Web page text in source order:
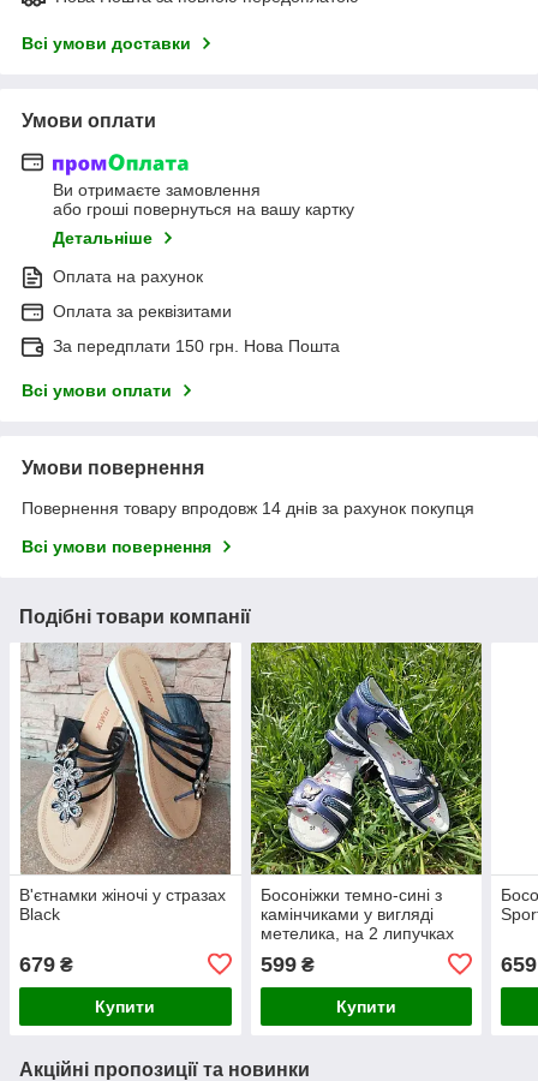
Всі умови доставки
Умови оплати
Ви отримаєте замовлення
або гроші повернуться на вашу картку
Детальніше
Оплата на рахунок
Оплата за реквізитами
За передплати 150 грн. Нова Пошта
Всі умови оплати
Умови повернення
Повернення товару впродовж 14 днів за рахунок покупця
Всі умови повернення
Подібні товари компанії
В'єтнамки жіночі у стразах
Black
679 ₴
Купити
Босоніжки темно-сині з
камінчиками у вигляді
метелика, на 2 липучках
599₴
Купити
659
Акційні пропозиції та новинки